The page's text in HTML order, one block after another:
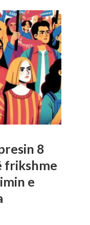
8
frikshme
e